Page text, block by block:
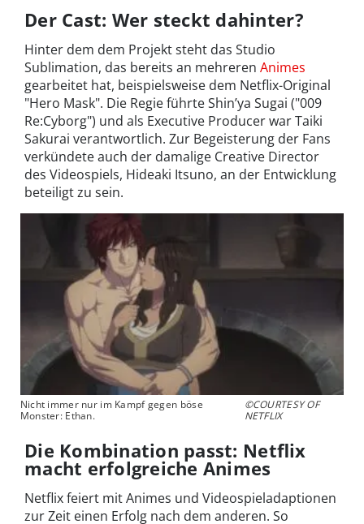
Der Cast: Wer steckt dahinter?
Hinter dem dem Projekt steht das Studio
Sublimation, das bereits an mehreren Animes
gearbeitet hat, beispielsweise dem Netflix-Original
"Hero Mask". Die Regie führte Shin’ya Sugai ("009
Re:Cyborg") und als Executive Producer war Taiki
Sakurai verantwortlich. Zur Begeisterung der Fans
verkündete auch der damalige Creative Director
des Videospiels, Hideaki Itsuno, an der Entwicklung
beteiligt zu sein.
Nicht immer nur im Kampf gegen böse
Monster: Ethan.
©COURTESY OF
NETFLIX
Die Kombination passt: Netflix
macht erfolgreiche Animes
Netflix feiert mit Animes und Videospieladaptionen
zur Zeit einen Erfolg nach dem anderen. So